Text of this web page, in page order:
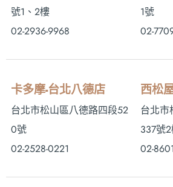
號1、2樓
02-2936-9968
1號
02-
卡多摩-台北八德店
台北市松山區八德路四段52
0號
02-2528-0221
西松
台北市
337號
02-